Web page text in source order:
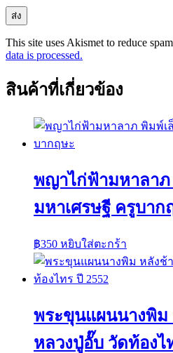
This site uses Akismet to reduce
data is processed.
สินค้าที่เกี่ยวข้อง
พญาไก่ฟ้ามหาลาภ
มหาเศรษฐี ครูบาก
฿350 หยิบใส่ตะกร้า
พระขุนแผนนางพิม
หลวงปู่อั๊บ วัดท้องไ